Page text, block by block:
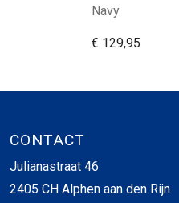
Navy
€ 129,95
CONTACT
Julianastraat 46
2405 CH Alphen aan den Rijn